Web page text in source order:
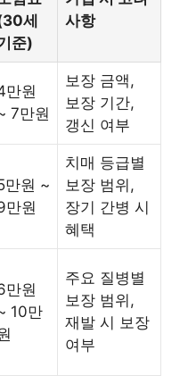
세
준)
사항
만원
7만원
보장 금액,
보장 기간,
갱신 여부
만원 ~
만원
치매 등급별
보장 범위,
장기 간병 시
혜택
만원
10만
주요 질병별
보장 범위,
재발 시 보장
여부